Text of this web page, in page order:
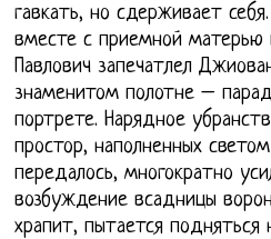
гавкать, но сдерживает
вместе с приемной матерью
Павлович запечатлел
знаменитом полотне –
портрете. Нарядное
простор, наполненных
передалось, многократно
возбуждение всадницы
храпит, пытается